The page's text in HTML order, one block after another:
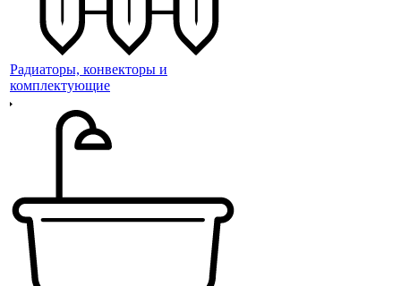
Радиаторы, конвекторы и
комплектующие